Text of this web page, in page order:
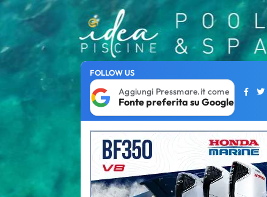
FOLLOW US
Aggiungi Pressmare.it come
Fonte preferita su Google